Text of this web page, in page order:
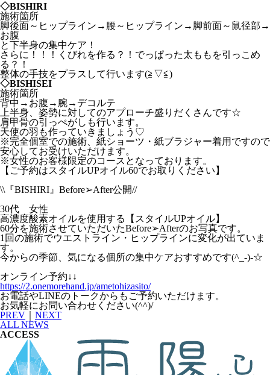
◇BISHIRI
施術箇所
脚後面～ヒップライン→腰～ヒップライン→脚前面～鼠径部→
お腹
と下半身の集中ケア！
さらに！！！くびれを作る？！でっぱった太ももを引っこめ
る？！
整体の手技をプラスして行います(≧▽≦)
◇BISHISEI
施術箇所
背中→お腹→腕→デコルテ
上半身、姿勢に対してのアプローチ盛りだくさんです☆
肩甲骨の引っぺがしも行います。
天使の羽も作っていきましょう♡
※完全個室での施術、紙ショーツ・紙ブラジャー着用ですので
安心してお受けいただけます。
※女性のお客様限定のコースとなっております。
【ご予約はスタイルUPオイル60でお取りください】
\\『BISHIRI』Before➢After公開//
30代 女性
高濃度酸素オイルを使用する【スタイルUPオイル】
60分を施術させていただいたBefore➢Afterのお写真です。
1回の施術でウエストライン・ヒップラインに変化が出ていま
す。
今からの季節、気になる個所の集中ケアおすすめです(^_-)-☆
オンライン予約↓↓
https://2.onemorehand.jp/ametohizasito/
お電話やLINEのトークからもご予約いただけます。
お気軽にお問い合わせください(^^)/
PREV
NEXT
ALL NEWS
ACCESS